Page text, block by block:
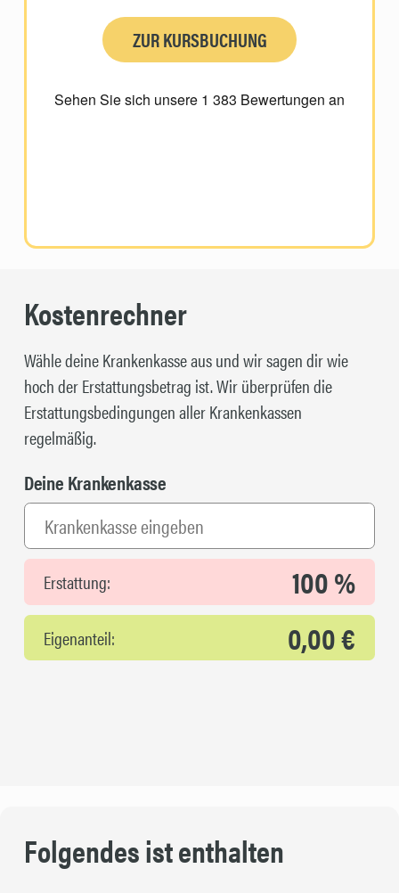
ZUR KURSBUCHUNG
Kostenrechner
Wähle deine Krankenkasse aus und wir sagen dir wie
hoch der Erstattungsbetrag ist. Wir überprüfen die
Erstattungsbedingungen aller Krankenkassen
regelmäßig.
Deine Krankenkasse
Erstattung: 100 %
Eigenanteil: 0,00 €
Folgendes ist enthalten